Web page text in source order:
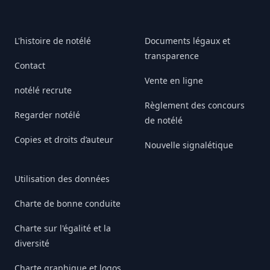
L'histoire de notélé
Contact
notélé recrute
Regarder notélé
Copies et droits d’auteur
Utilisation des données
Charte de bonne conduite
Charte sur l'égalité et la
diversité
Documents légaux et
transparence
Vente en ligne
Règlement des concours
de notélé
Nouvelle signalétique